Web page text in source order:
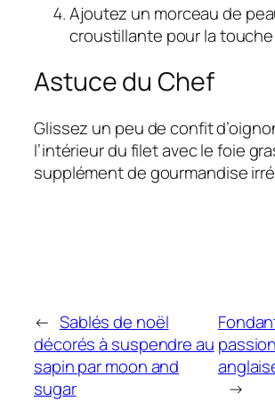
Ajoutez un morceau de
croustillante pour la
Astuce du Chef
Glissez un peu de confit
l’intérieur du filet avec le foie
supplément de gourmandise
← Sablés de noël
décorés à suspendre au
sapin par moon and
sugar
→